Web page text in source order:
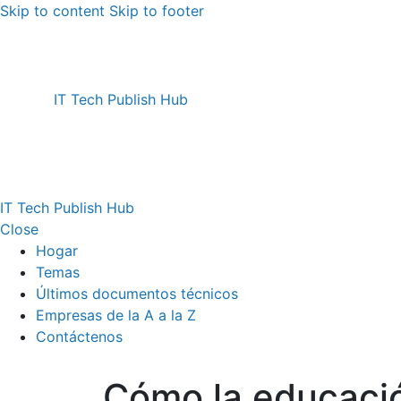
Skip to content Skip to footer
IT Tech Publish Hub
IT Tech Publish Hub
Close
Hogar
Temas
Últimos documentos técnicos
Empresas de la A a la Z
Contáctenos